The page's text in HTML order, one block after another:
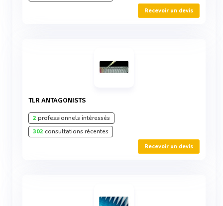
Recevoir un devis
TLR ANTAGONISTS
2professionnels intéressés
302consultations récentes
Recevoir un devis